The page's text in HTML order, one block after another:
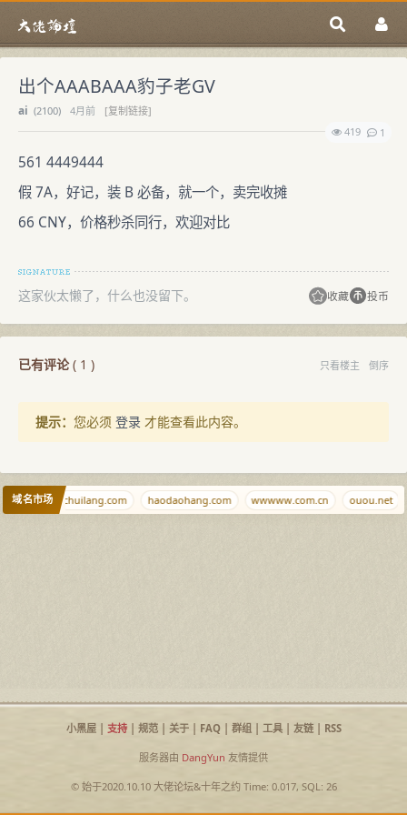
出个AAABAAA豹子老GV
ai (2100) 4月前
[复制链接]
419
1
561 4449444
假 7A，好记，装 B 必备，就一个，卖完收摊
66 CNY，价格秒杀同行，欢迎对比
这家伙太懒了，什么也没留下。 收藏 投币
已有评论( 1 ) 只看楼主 倒序
提示： 您必须 登录 才能查看此内容。
域名市场
qj.al chuilang.com haodaohang.com wwwww.com.cn ouou.net
小黑屋| 支持| 规范| 关于| FAQ| 群组| 工具| 友链| RSS
服务器由 DangYun 友情提供
© 始于2020.10.10 大佬论坛&十年之约Time: 0.017, SQL: 26